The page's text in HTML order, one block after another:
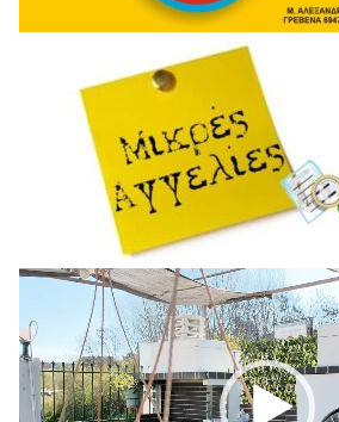
Πρόγραμμα
Αναπαραγωγής
Βίντεο